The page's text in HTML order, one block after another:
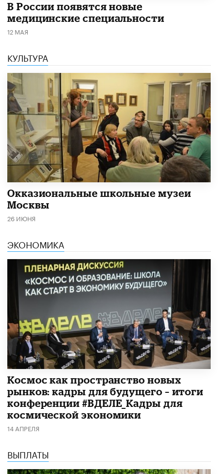
В России появятся новые
медицинские специальности
12 МАЯ
КУЛЬТУРА
​Окказиональные школьные музеи
Москвы
26 ИЮНЯ
ЭКОНОМИКА
Космос как пространство новых
рынков: кадры для будущего – итоги
конференции #ВДЕЛЕ_Кадры для
космической экономики
14 АПРЕЛЯ
ВЫПЛАТЫ